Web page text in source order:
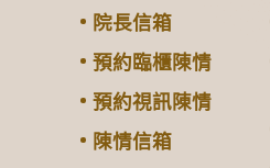
院長信箱
預約臨櫃陳情
預約視訊陳情
陳情信箱